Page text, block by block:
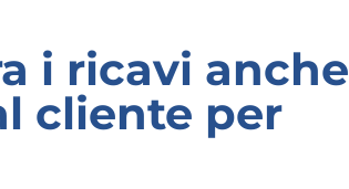
i ricavi anche
cliente per